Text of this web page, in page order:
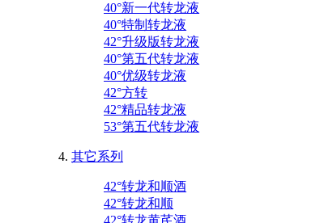
40°新一代转龙液
40°特制转龙液
42°升级版转龙液
40°第五代转龙液
40°优级转龙液
42°方转
42°精品转龙液
53°第五代转龙液
其它系列
42°转龙和顺酒
42°转龙和顺
42°转龙黄芪酒